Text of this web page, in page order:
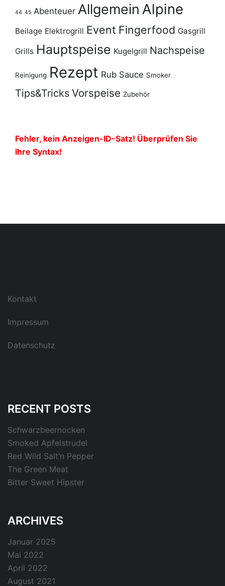
44 45 Abenteuer Allgemein Alpine
Beilage Elektrogrill Event Fingerfood Gasgrill
Grills Hauptspeise Kugelgrill Nachspeise
Reinigung Rezept Rub Sauce Smoker
Tips&Tricks Vorspeise Zubehör
Fehler, kein Anzeigen-ID-Satz! Überprüfen Sie
Ihre Syntax!
Kontakt
Impressum
Datenschutz
RECENT POSTS
Schwarzbeernocken
Smoked Apfelstrudel
Red Wild Salt’n Pepper
The Green Meat
Bitter Sweet Hipster
ARCHIVES
Januar 2025
Mai 2022
April 2022
August 2021